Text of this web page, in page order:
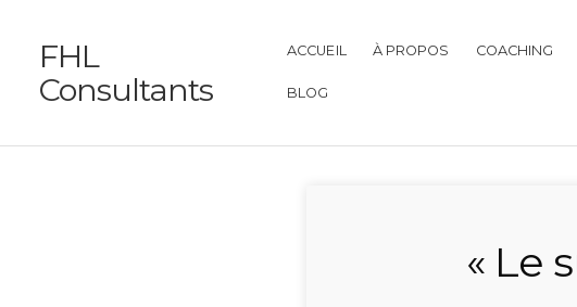
FHL
Consultants
ACCUEIL À PROPOS COACHING
BLOG
« Le